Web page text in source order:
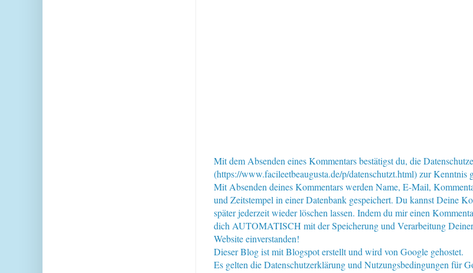
Mit dem Absenden eines Kommentars bestätigst du, die
(https://www.facileetbeaugusta.de/p/datenschutzt.html) zur Kenntnis
Mit Absenden deines Kommentars werden Name, E-Mail,
und Zeitstempel in einer Datenbank gespeichert. Du kannst Deine
später jederzeit wieder löschen lassen. Indem du mir einen
dich AUTOMATISCH mit der Speicherung und Verarbeitung
Website einverstanden!
Dieser Blog ist mit Blogspot erstellt und wird von Google gehostet.
Es gelten die Datenschutzerklärung und Nutzungsbedingungen für